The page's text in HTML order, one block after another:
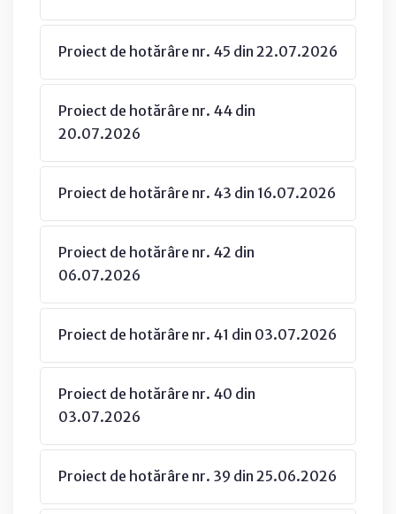
Proiect de hotărâre nr. 45 din 22.07.2026
Proiect de hotărâre nr. 44 din
20.07.2026
Proiect de hotărâre nr. 43 din 16.07.2026
Proiect de hotărâre nr. 42 din
06.07.2026
Proiect de hotărâre nr. 41 din 03.07.2026
Proiect de hotărâre nr. 40 din
03.07.2026
Proiect de hotărâre nr. 39 din 25.06.2026